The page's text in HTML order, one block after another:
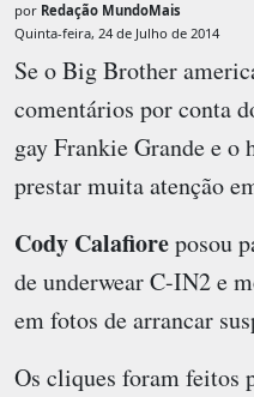
por Redação MundoMais
Quinta-feira, 24 de Julho de 2014
Se o Big Brother
comentários por conta
gay Frankie Grande e o
prestar muita atenção
Cody Calafioreposou
de underwear C-IN2 e
em fotos de arrancar
Os cliques foram feitos